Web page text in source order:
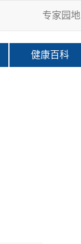
专家园地
健康百科